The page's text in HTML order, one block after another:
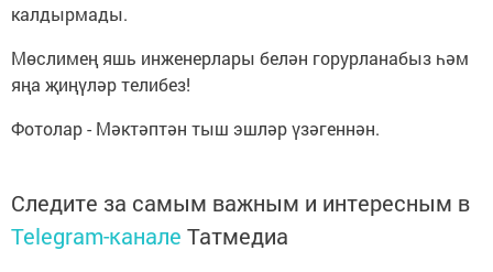
калдырмады.
Мөслимең яшь инженерлары белән горурланабыз һәм
яңа җиңүләр телибез!
Фотолар - Мәктәптән тыш эшләр үзәгеннән.
Следите за самым важным и интересным в
Telegram-канале Татмедиа